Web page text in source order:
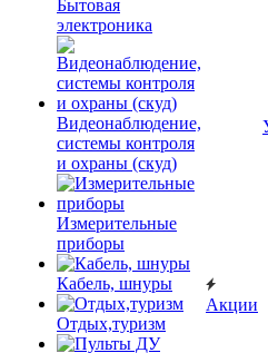
Бытовая
электроника
Видеонаблюдение,
системы контроля
и охраны (скуд)
Измерительные
приборы
Кабель, шнуры
Отдых,туризм
Акции